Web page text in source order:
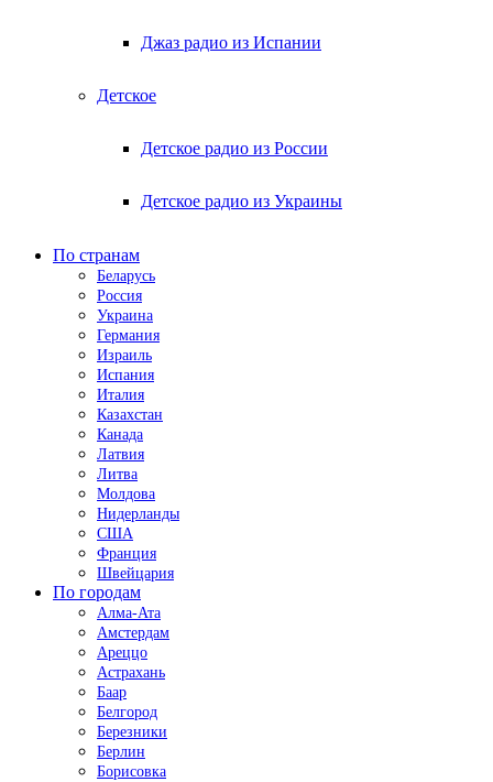
Джаз радио из Испании
Детское
Детское радио из России
Детское радио из Украины
По странам
Беларусь
Россия
Украина
Германия
Израиль
Испания
Италия
Казахстан
Канада
Латвия
Литва
Молдова
Нидерланды
США
Франция
Швейцария
По городам
Алма-Ата
Амстердам
Ареццо
Астрахань
Баар
Белгород
Березники
Берлин
Борисовка